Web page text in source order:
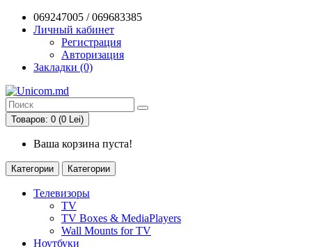
069247005 / 069683385
Личный кабинет
Регистрация
Авторизация
Закладки (0)
Товаров: 0 (0 Lei)
Ваша корзина пуста!
Категории Категории
Телевизоры
TV
TV Boxes & MediaPlayers
Wall Mounts for TV
Ноутбуки